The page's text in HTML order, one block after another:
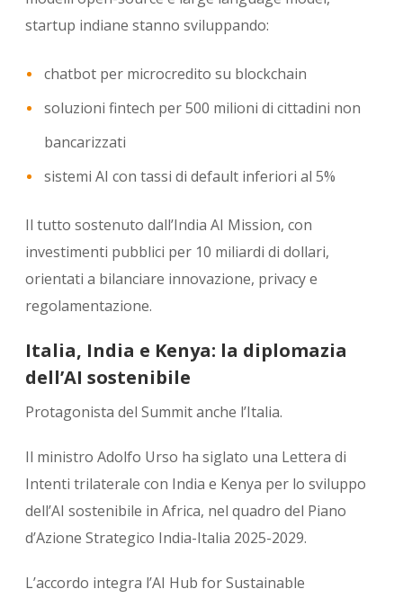
startup indiane stanno sviluppando:
chatbot per microcredito su blockchain
soluzioni fintech per 500 milioni di cittadini non
bancarizzati
sistemi AI con tassi di default inferiori al 5%
Il tutto sostenuto dall’India AI Mission, con
investimenti pubblici per 10 miliardi di dollari,
orientati a bilanciare innovazione, privacy e
regolamentazione.
Italia, India e Kenya: la diplomazia
dell’AI sostenibile
Protagonista del Summit anche l’Italia.
Il ministro Adolfo Urso ha siglato una Lettera di
Intenti trilaterale con India e Kenya per lo sviluppo
dell’AI sostenibile in Africa, nel quadro del Piano
d’Azione Strategico India-Italia 2025-2029.
L’accordo integra l’AI Hub for Sustainable